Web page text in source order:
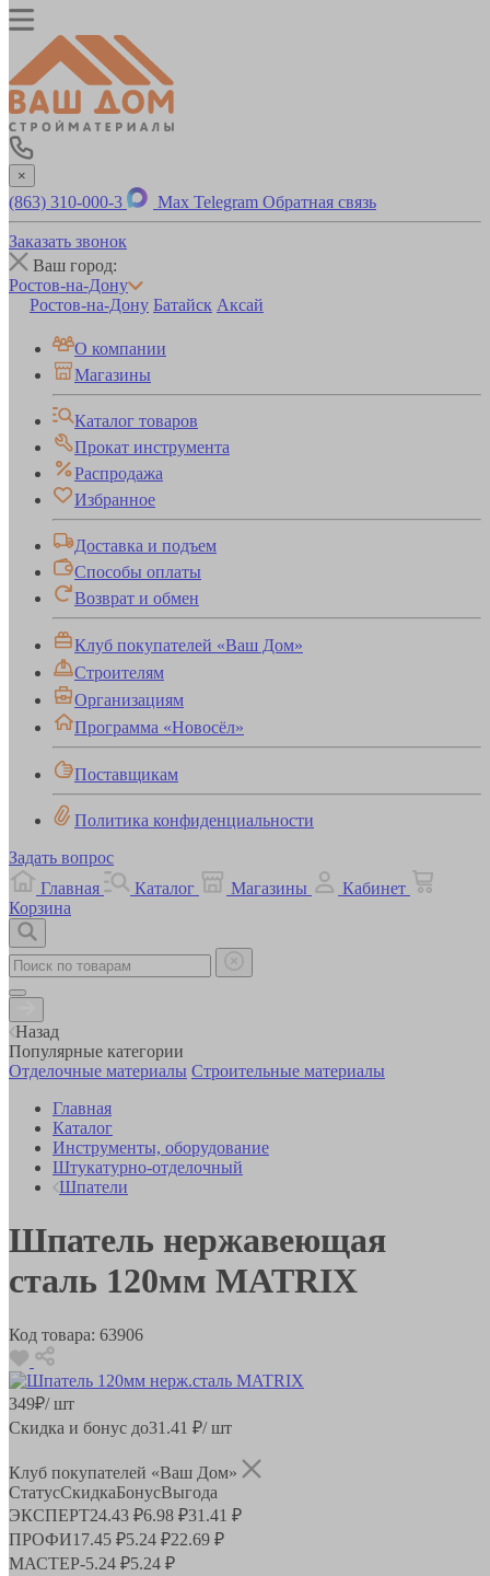
×
(863) 310-000-3 Max Telegram Обратная связь
Заказать звонок
Ваш город:
Ростов-на-Дону
Ростов-на-Дону Батайск Аксай
О компании
Магазины
Каталог товаров
Прокат инструмента
Распродажа
Избранное
Доставка и подъем
Способы оплаты
Возврат и обмен
Клуб покупателей «Ваш Дом»
Строителям
Организациям
Программа «Новосёл»
Поставщикам
Политика конфиденциальности
Задать вопрос
Главная
Каталог Магазины
Кабинет
Корзина
Назад
Популярные категории
Отделочные материалы Строительные материалы
Главная
Каталог
Инструменты, оборудование
Штукатурно-отделочный
Шпатели
Шпатель нержавеющая
сталь 120мм MATRIX
Код товара: 63906
349₽/ шт
Скидка и бонус до31.41 ₽/ шт
Клуб покупателей «Ваш Дом»
СтатусСкидкаБонусВыгода
ЭКСПЕРТ24.43 ₽6.98 ₽31.41 ₽
ПРОФИ17.45 ₽5.24 ₽22.69 ₽
МАСТЕР-5.24 ₽5.24 ₽